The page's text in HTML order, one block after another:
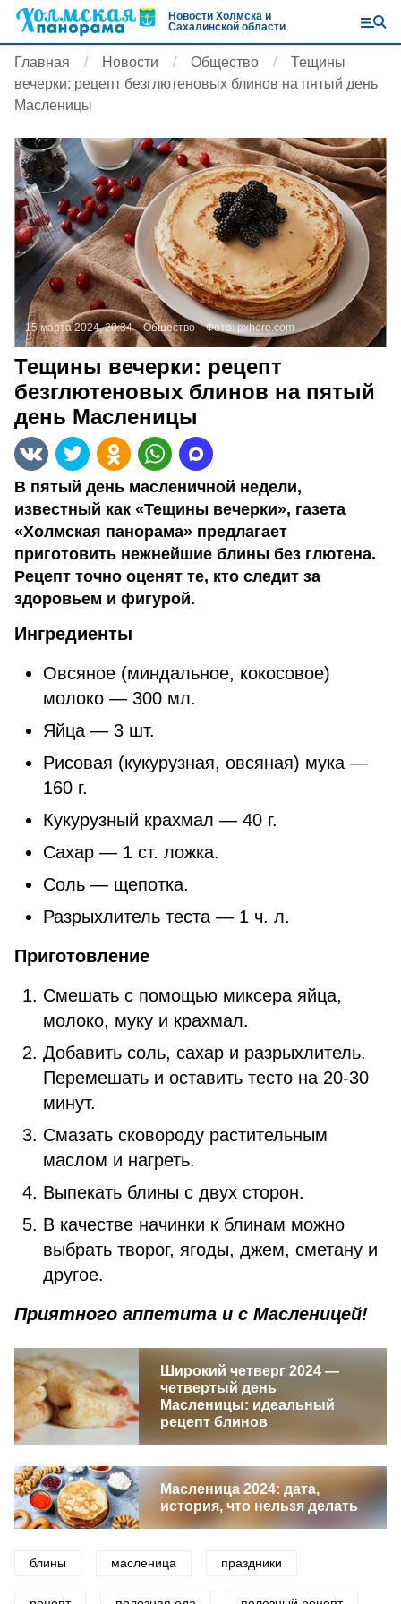
Новости Холмска и
Сахалинской области
Главная Новости Общество
Тещины
вечерки: рецепт безглютеновых блинов на пятый день
Масленицы
15 марта 2024, 20:34 Общество Фото:pxhere.com
Тещины вечерки: рецепт
безглютеновых блинов на пятый
день Масленицы
В пятый день масленичной недели,
известный как «Тещины вечерки», газета
«Холмская панорама» предлагает
приготовить нежнейшие блины без глютена.
Рецепт точно оценят те, кто следит за
здоровьем и фигурой.
Ингредиенты
Овсяное (миндальное, кокосовое)
молоко — 300 мл.
Яйца — 3 шт.
Рисовая (кукурузная, овсяная) мука —
160 г.
Кукурузный крахмал — 40 г.
Сахар — 1 ст. ложка.
Соль — щепотка.
Разрыхлитель теста — 1 ч. л.
Приготовление
Смешать с помощью миксера яйца,
молоко, муку и крахмал.
Добавить соль, сахар и разрыхлитель.
Перемешать и оставить тесто на 20-30
минут.
Смазать сковороду растительным
маслом и нагреть.
Выпекать блины с двух сторон.
В качестве начинки к блинам можно
выбрать творог, ягоды, джем, сметану и
другое.
Приятного аппетита и с Масленицей!
Широкий четверг 2024 —
четвертый день
Масленицы: идеальный
рецепт блинов
Масленица 2024: дата,
история, что нельзя делать
блины масленица праздники